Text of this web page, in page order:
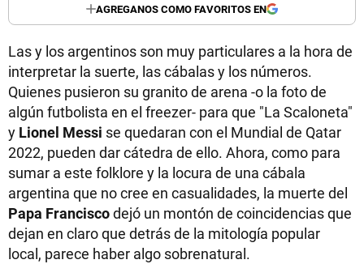
AGREGANOS COMO FAVORITOS EN
Las y los argentinos son muy particulares a la hora de
interpretar la suerte, las cábalas y los números.
Quienes pusieron su granito de arena -o la foto de
algún futbolista en el freezer- para que "La Scaloneta"
y Lionel Messi se quedaran con el Mundial de Qatar
2022, pueden dar cátedra de ello. Ahora, como para
sumar a este folklore y la locura de una cábala
argentina que no cree en casualidades, la muerte del
Papa Franciscodejó un montón de coincidencias que
dejan en claro que detrás de la mitología popular
local, parece haber algo sobrenatural.